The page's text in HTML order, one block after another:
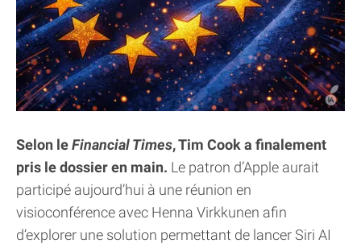
Selon leFinancial Times, Tim Cook a finalement
pris le dossier en main. Le patron d’Apple aurait
participé aujourd’hui à une réunion en
visioconférence avec Henna Virkkunen afin
d’explorer une solution permettant de lancer Siri AI